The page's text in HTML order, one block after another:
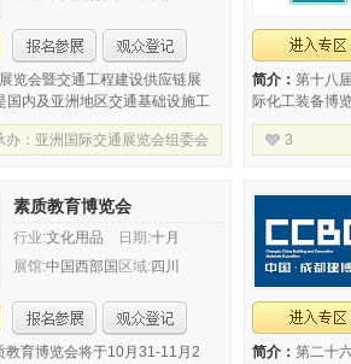
都）
览会暨交通工程建设供应链展
国内及亚洲地区交通基础设施工
域具有影响力与知名度的行业
至今，TRAFFIC ASIA 现已
办： 亚洲国际交通展览会组委会
简介： 第十八
际化工装备博
日，中国（成
（cippe成都
3
素质教育博览会
行业:文化用品 日期:十月
展馆:中国西部国 区域: 四川
教育博览会将于10月31-11月2
简介： 第二十